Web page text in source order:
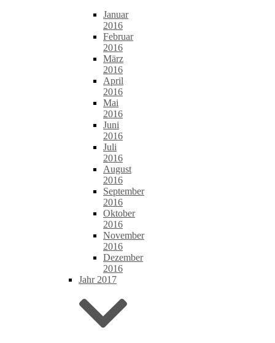
Januar
2016
Februar
2016
März
2016
April
2016
Mai
2016
Juni
2016
Juli
2016
August
2016
September
2016
Oktober
2016
November
2016
Dezember
2016
Jahr 2017